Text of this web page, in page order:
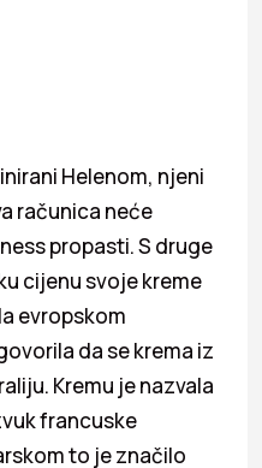
Helenom, njeni
računica neće
propasti. S druge
cijenu svoje kreme
evropskom
da se krema iz
Kremu je nazvala
francuske
to je značilo